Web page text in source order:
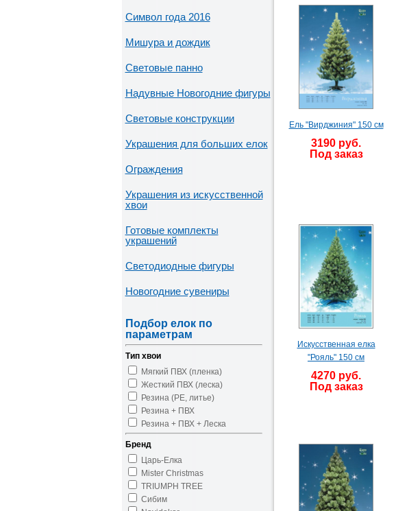
Символ года 2016
Мишура и дождик
Световые панно
Надувные Новогодние фигуры
Световые конструкции
Украшения для больших елок
Ограждения
Украшения из искусственной
хвои
Готовые комплекты
украшений
Светодиодные фигуры
Новогодние сувениры
Подбор елок по
параметрам
Тип хвои
Мягкий ПВХ (пленка)
Жесткий ПВХ (леска)
Резина (PE, литье)
Резина + ПВХ
Резина + ПВХ + Леска
Бренд
Царь-Елка
Mister Christmas
TRIUMPH TREE
Сибим
Ель "Вирджиния" 150 см
3190 руб.
Под заказ
Искусственная елка
"Рояль" 150 см
4270 руб.
Под заказ